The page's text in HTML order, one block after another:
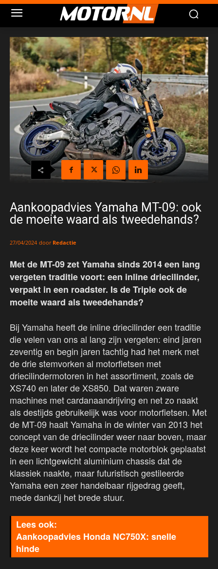
Aankoopadvies Yamaha MT-09: ook
de moeite waard als tweedehands?
27/04/2024 door Redactie
Met de MT-09 zet Yamaha sinds 2014 een lang
vergeten traditie voort: een inline driecilinder,
verpakt in een roadster. Is de Triple ook de
moeite waard als tweedehands?
Bij Yamaha heeft de inline driecilinder een traditie
die velen van ons al lang zijn vergeten: eind jaren
zeventig en begin jaren tachtig had het merk met
de drie stemvorken al motorfietsen met
driecilindermotoren in het assortiment, zoals de
XS740 en later de XS850. Dat waren zware
machines met cardanaandrijving en net zo naakt
als destijds gebruikelijk was voor motorfietsen. Met
de MT-09 haalt Yamaha in de winter van 2013 het
concept van de driecilinder weer naar boven, maar
deze keer wordt het compacte motorblok geplaatst
in een lichtgewicht aluminium chassis dat de
klassiek naakte, maar futuristisch gestileerde
Yamaha een zeer handelbaar rijgedrag geeft,
mede dankzij het brede stuur.
Aankoopadvies Honda NC750X: snelle
hinde